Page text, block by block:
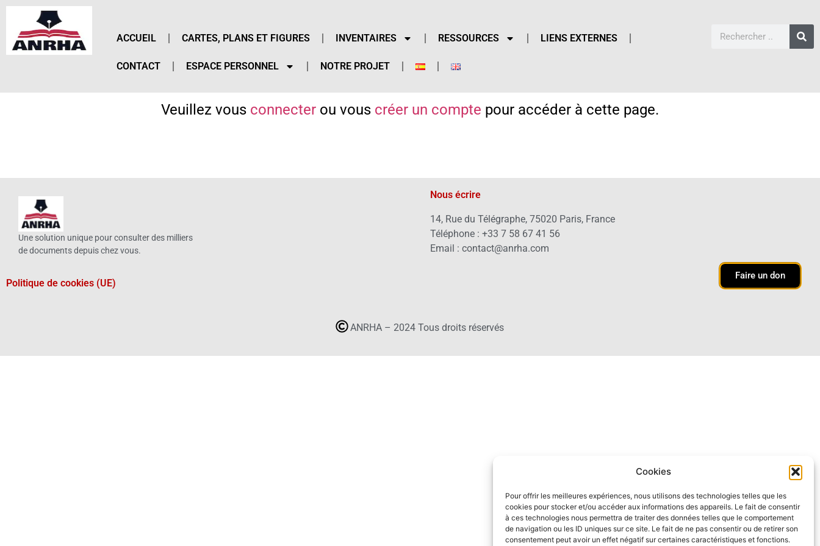
Cookies
Pour offrir les meilleures expériences, nous utilisons des technologies telles que les
cookies pour stocker et/ou accéder aux informations des appareils. Le fait de consentir
à ces technologies nous permettra de traiter des données telles que le comportement
de navigation ou les ID uniques sur ce site. Le fait de ne pas consentir ou de retirer son
consentement peut avoir un effet négatif sur certaines caractéristiques et fonctions.
ACCUEIL CARTES, PLANS ET FIGURES INVENTAIRES RESSOURCES LIENS EXTERNES
CONTACT ESPACE PERSONNEL NOTRE PROJET
Veuillez vous connecter ou vous créer un compte pour accéder à cette page.
Une solution unique pour consulter des milliers
de documents depuis chez vous.
Politique de cookies (UE)
Nous écrire
14, Rue du Télégraphe, 75020 Paris, France
Téléphone : +33 7 58 67 41 56
Email : contact@anrha.com
Faire un don
ANRHA – 2024 Tous droits réservés